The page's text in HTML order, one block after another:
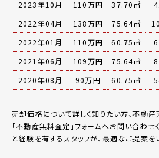
2023年10月
110万円 37.70㎡
2022年04月
138万円 75.64㎡
2022年01月
110万円 60.75㎡
2021年06月
109万円 75.64㎡
2020年08月
90万円 60.75㎡
売却価格について詳しく知りたい方、不動産
「不動産無料査定 」フォームへお問い合わせ
と経験を有するスタッフが、最適なご提案を